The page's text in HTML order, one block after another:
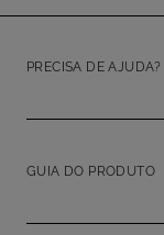
PRECISA DE AJUDA?
GUIA DO PRODUTO